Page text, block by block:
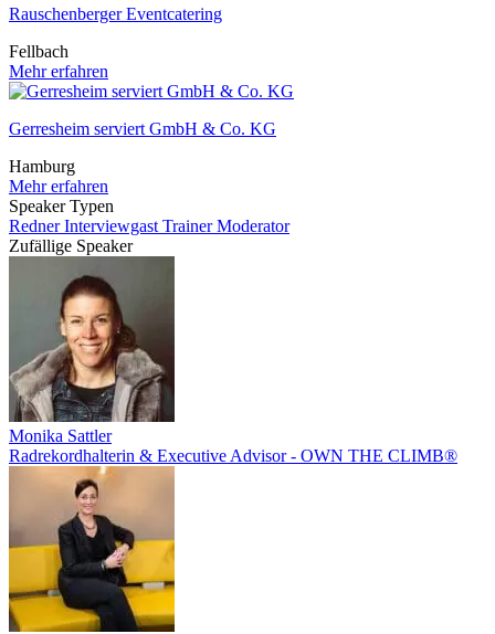
Rauschenberger Eventcatering
Fellbach
Mehr erfahren
Gerresheim serviert GmbH & Co. KG
Hamburg
Mehr erfahren
Speaker Typen
RednerInterviewgast TrainerModerator
Zufällige Speaker
Monika Sattler
Radrekordhalterin & Executive Advisor - OWN THE CLIMB®